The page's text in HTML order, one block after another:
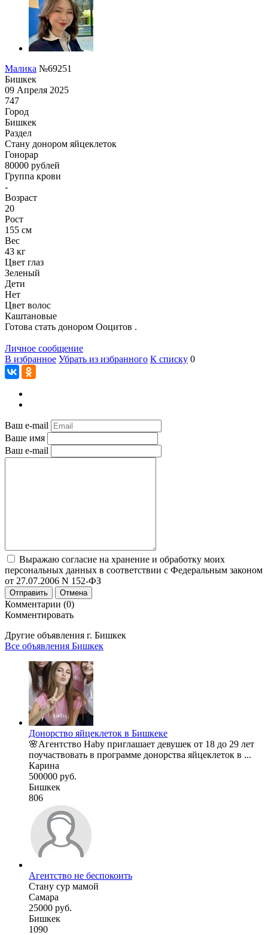
Малика №69251
Бишкек
09 Апреля 2025
747
Город
Бишкек
Раздел
Стану донором яйцеклеток
Гонoрар
80000 рублей
Группа крови
-
Возраст
20
Рост
155 см
Вес
43 кг
Цвет глаз
Зеленый
Дети
Нет
Цвет волос
Каштановые
Готова стать донором Ооцитов .
Личное сообщение
В избранное Убрать из избранного К списку 0
Ваш e-mail
Ваше имя
Ваш e-mail
Выражаю согласие на хранение и обработку моих
персональных данных в соответствии с Федеральным законом
от 27.07.2006 N 152-ФЗ
Отправить Отмена
Комментарии (0)
Комментировать
Другие объявления г. Бишкек
Все объявления Бишкек
Донорство яйцеклеток в Бишкеке
🌸Агентство Haby приглашает девушек от 18 до 29 лет
поучаствовать в программе донорства яйцеклеток в ...
Карина
500000 руб.
Бишкек
806
Агентство не беспокоить
Стану сур мамой
Самара
25000 руб.
Бишкек
1090